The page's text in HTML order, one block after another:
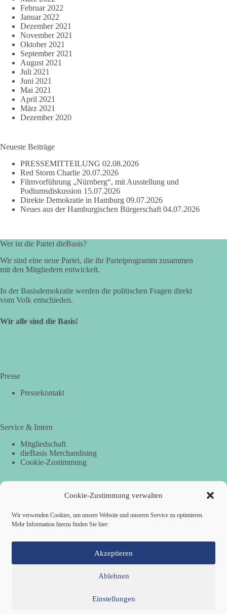
Cookie-Zustimmung verwalten
Wir verwenden Cookies, um unsere Website und unseren Service zu optimieren.
Mehr Information hierzu finden Sie hier:
Akzeptieren
Ablehnen
Einstellungen
Februar 2022
Januar 2022
Dezember 2021
November 2021
Oktober 2021
September 2021
August 2021
Juli 2021
Juni 2021
Mai 2021
April 2021
März 2021
Dezember 2020
Neueste Beiträge
PRESSEMITTEILUNG 02.08.2026
Red Storm Charlie 20.07.2026
Filmvorführung „Nürnberg“, mit Ausstellung und
Podiumsdiskussion 15.07.2026
Direkte Demokratie in Hamburg 09.07.2026
Neues aus der Hamburgischen Bürgerschaft 04.07.2026
Wer ist die Partei dieBasis?
Wir sind eine neue Partei, die ihr Parteiprogramm zusammen
mit den Mitgliedern entwickelt.
In der Basisdemokratie werden die politischen Fragen direkt
vom Volk entschieden.
Wir alle sind die Basis!
Presse
Pressekontakt
Service & Intern
Mitgliedschaft
dieBasis Merchandising
Cookie-Zustimmung
Per Banküberweisung:
IBAN: DE87 2019 0003 0002 2499 01
Kontakt
Cookie-Richtlinie (EU)